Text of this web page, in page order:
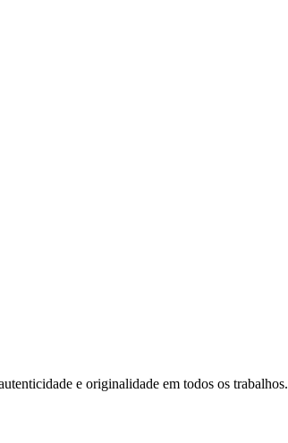
e originalidade em todos os trabalhos.